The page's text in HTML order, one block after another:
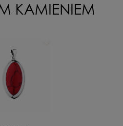
KAMIENIEM